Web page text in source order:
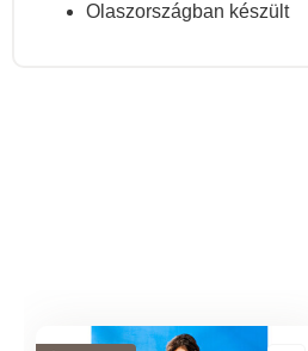
Olaszországban készült